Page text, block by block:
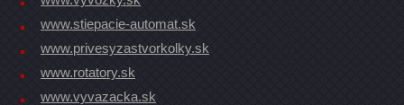
www.stiepacie-automat.sk
www.privesyzastvorkolky.sk
www.rotatory.sk
www.vyvazacka.sk